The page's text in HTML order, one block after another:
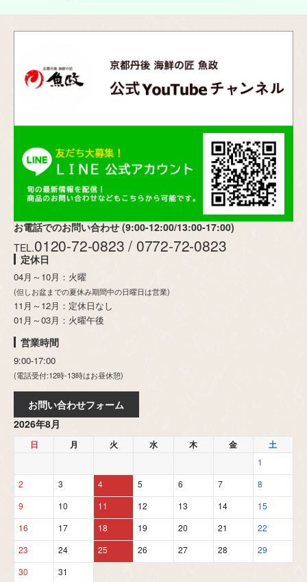
お電話でのお問い合わせ (9:00-12:00/13:00-17:00)
TEL.0120-72-0823 / 0772-72-0823
定休日
04月～10月：火曜
(但しお盆までの夏休み期間中の日曜日は営業)
11月～12月：定休日なし
01月～03月：火曜午後
営業時間
9:00-17:00
(電話受付:12時-13時はお昼休憩)
お問い合わせフォーム
2026年8月
日 月 火 水 木 金 土
1
2
3 4 5 6 7
8
9
10 11 12 13 14
15
16
17 18 19 20 21
22
23
24 25 26 27 28
29
30
31